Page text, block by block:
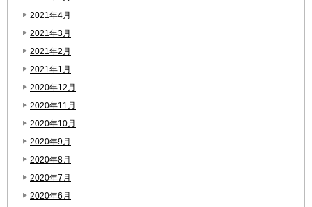
2021年4月
2021年3月
2021年2月
2021年1月
2020年12月
2020年11月
2020年10月
2020年9月
2020年8月
2020年7月
2020年6月